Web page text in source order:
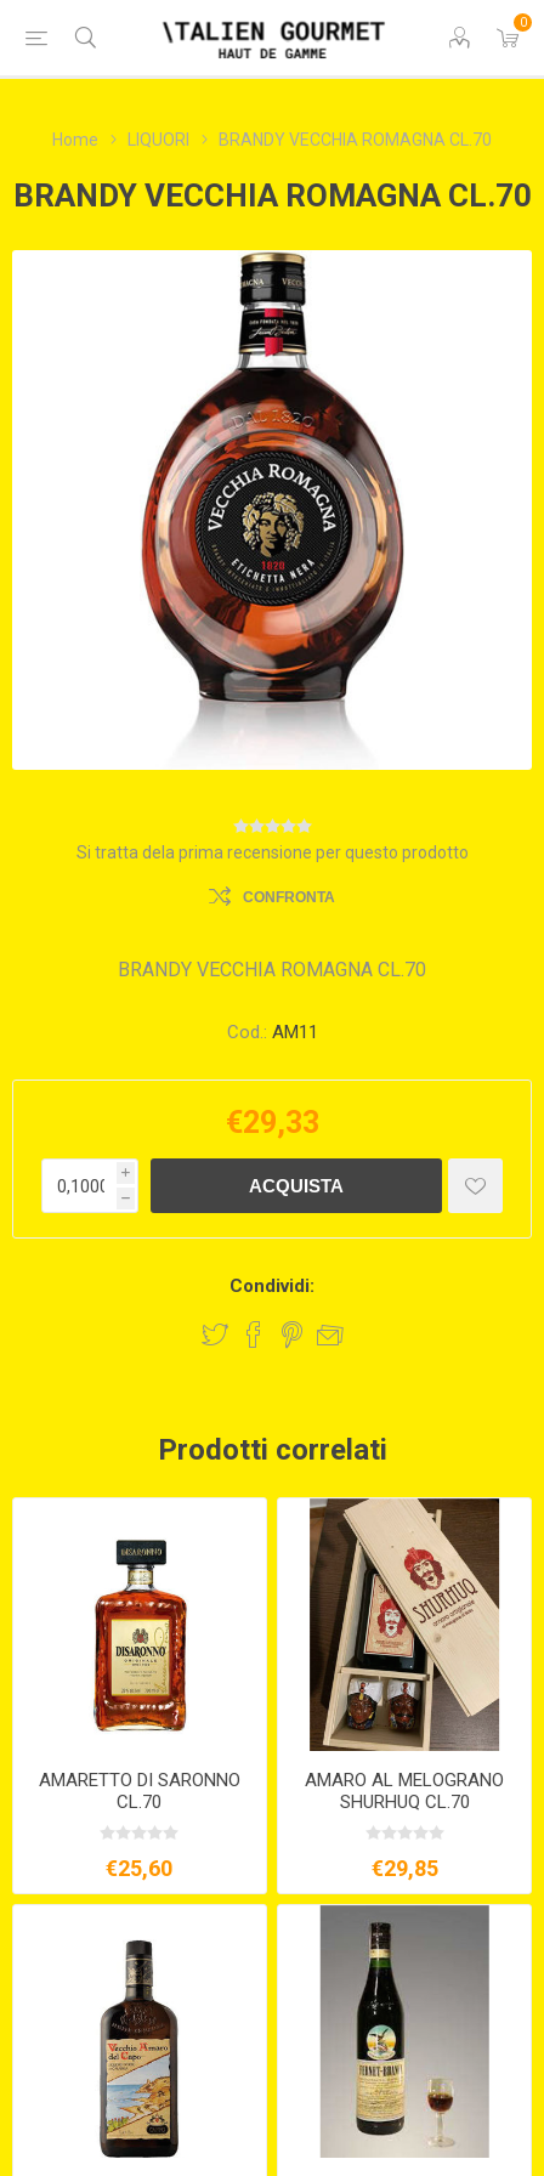
0
Home LIQUORI BRANDY VECCHIA ROMAGNA CL.70
BRANDY VECCHIA ROMAGNA CL.70
Si tratta dela prima recensione per questo prodotto
CONFRONTA
BRANDY VECCHIA ROMAGNA CL.70
Cod.: AM11
€29,33
i
h
Condividi:
Prodotti correlati
AMARETTO DI SARONNO
CL.70
€25,60
AMARO AL MELOGRANO
SHURHUQ CL.70
€29,85